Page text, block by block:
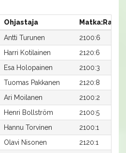
Ohjastaja Matka:Rata
Antti Turunen 2100:6
Harri Kotilainen 2120:6
Esa Holopainen 2100:3
Tuomas Pakkanen 2120:8
Ari Moilanen 2100:2
Henri Bollström 2100:5
Hannu Torvinen 2100:1
Olavi Nisonen 2120:1